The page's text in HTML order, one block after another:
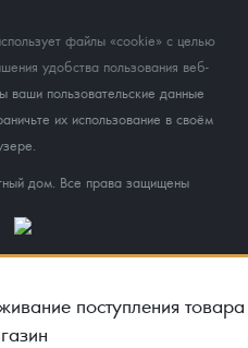
файлы «cookie» с целью
удобства пользования веб-
ваши пользовательские данные
их использование в своём
дом. Все права защищены
поступления товара